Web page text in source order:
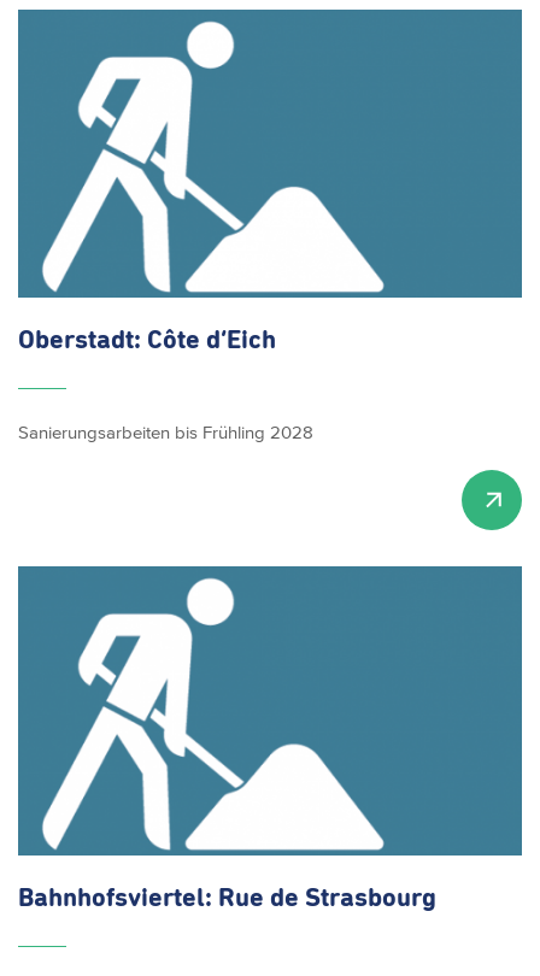
Oberstadt: Côte d’Eich
Sanierungsarbeiten bis Frühling 2028
Bahnhofsviertel: Rue de Strasbourg